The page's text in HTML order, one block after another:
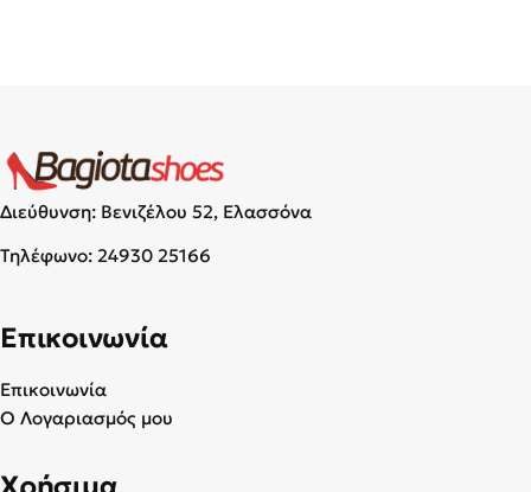
Διεύθυνση: Βενιζέλου 52, Ελασσόνα
Τηλέφωνο: 24930 25166
Επικοινωνία
Επικοινωνία
Ο Λογαριασμός μου
Χρήσιμα